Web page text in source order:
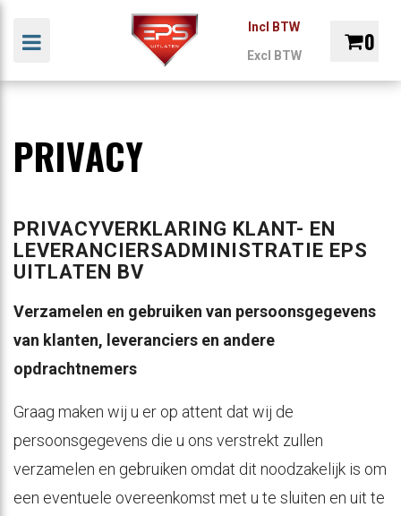
(Uitlaat materialen)
Toggle navigation
Incl BTW
Excl BTW
0
Vul hem met producten.
PASKLAAR
PRIVACY
PRIVACYVERKLARING KLANT- EN
LEVERANCIERSADMINISTRATIE EPS
UITLATEN BV
Verzamelen en gebruiken van persoonsgegevens
van klanten, leveranciers en andere
opdrachtnemers
Graag maken wij u er op attent dat wij de
persoonsgegevens die u ons verstrekt zullen
verzamelen en gebruiken omdat dit noodzakelijk is om
een eventuele overeenkomst met u te sluiten en uit te